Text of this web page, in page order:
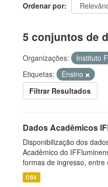
Ordenar por
5 conjuntos de
Organizações:
Instituto
Etiquetas:
Ensino
Filtrar Resultados
Dados Acadêmicos
Disponibilização dos
Acadêmico do
formas de ingresso, entre
CSV